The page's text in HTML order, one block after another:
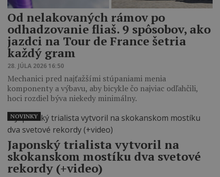
Od nelakovaných rámov po
odhadzovanie fliaš. 9 spôsobov, ako
jazdci na Tour de France šetria
každý gram
28. JÚLA 2026 16:50
Mechanici pred najťažšími stúpaniami menia
komponenty a výbavu, aby bicykle čo najviac odľahčili,
hoci rozdiel býva niekedy minimálny.
Japonský trialista vytvoril na
skokanskom mostíku dva svetové
rekordy (+video)
NOVINKY